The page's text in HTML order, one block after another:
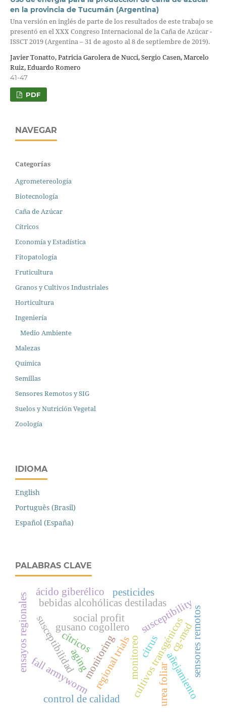
en la provincia de Tucumán (Argentina)
Una versión en inglés de parte de los resultados de este trabajo se
presentó en el XXX Congreso Internacional de la Caña de Azúcar -
ISSCT 2019 (Argentina – 31 de agosto al 8 de septiembre de 2019).
Javier Tonatto, Patricia Garolera de Nucci, Sergio Casen, Marcelo
Ruiz, Eduardo Romero
41-47
PDF
NAVEGAR
Categorías
Agrometereología
Biotecnología
Caña de Azúcar
Cítricos
Economía y Estadística
Fitopatología
Fruticultura
Granos y Cultivos Industriales
Horticultura
Ingeniería
Medio Ambiente
Malezas
Química
Semillas
Sensores Remotos y SIG
Suelos y Nutrición Vegetal
Zoología
IDIOMA
English
Português (Brasil)
Español (España)
PALABRAS CLAVE
monitoreo
gusano cogollero
susceptibilidad cultivos transgénicos
monitoring
fall armyworm
susceptibility
bebidas alcohólicas destiladas
añejamiento
control de calidad
aging
social profit
ensayos regionales regional trials sensores remotos
cítricos citrus cg-msd
pesticides
ácido giberélico
urea foliar